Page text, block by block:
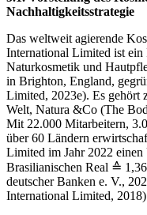
Nachhaltigkeitsstrategie
Das weltweit agierende
International Limited ist ein
Naturkosmetik und
in Brighton, England,
Limited, 2023e). Es gehört
Welt, Natura &Co (The
Mit 22.000 Mitarbeitern,
über 60 Ländern
Limited im Jahr 2022
Brasilianischen Real ≙
deutscher Banken e. V.,
International Limited,